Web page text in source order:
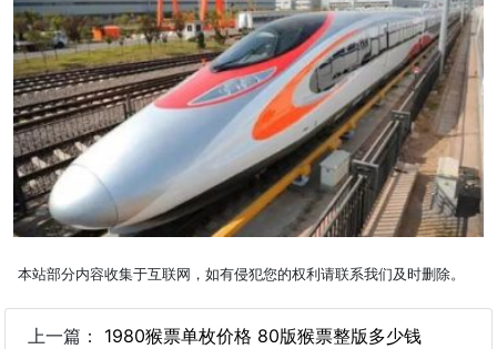
本站部分内容收集于互联网，如有侵犯您的权利请联系我们及时删除。
上一篇： 1980猴票单枚价格 80版猴票整版多少钱